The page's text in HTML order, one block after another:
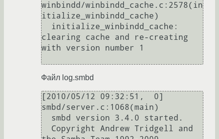
winbindd/winbindd_cache.c:2578(in
itialize_winbindd_cache)
clearing cache and re-creating
with version number 1
Файл log.smbd
[2010/05/12 09:32:51,  0]
smbd/server.c:1068(main)